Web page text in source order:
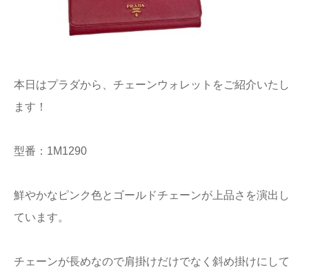
本日はプラダから、チェーンウォレットをご紹介いたし
ます！
型番：1M1290
鮮やかなピンク色とゴールドチェーンが上品さを演出し
ています。
チェーンが長めなので肩掛けだけでなく斜め掛けにして